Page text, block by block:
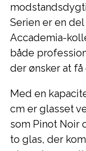
Serien er en
Accademia-
både
der ønsker at
Med en
cm er glasset
som Pinot Noir
to glas, der